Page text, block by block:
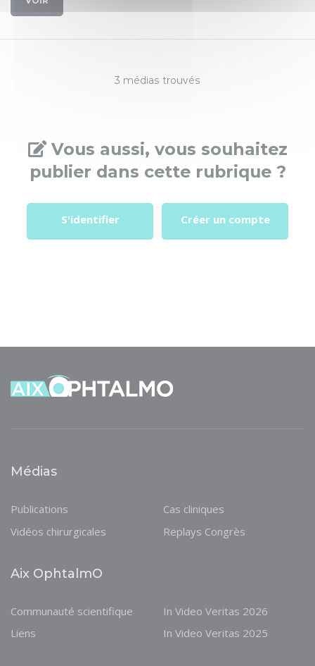
3 médias trouvés
Vous aussi, vous souhaitez
publier dans cette rubrique ?
S'identifier Créer un compte
Médias
Publications
Vidéos chirurgicales
Cas cliniques
Replays Congrès
Aix OphtalmO
Communauté scientifique
Liens
In Video Veritas 2026
In Video Veritas 2025